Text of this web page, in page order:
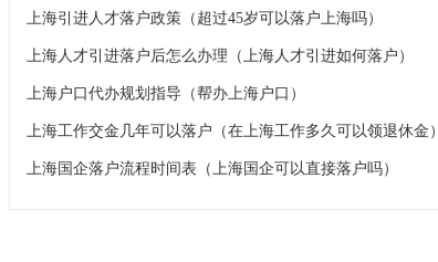
上海引进人才落户政策（超过45岁可以落户上海吗）
上海人才引进落户后怎么办理（上海人才引进如何落户）
上海户口代办规划指导（帮办上海户口）
上海工作交金几年可以落户（在上海工作多久可以领退休金）
上海国企落户流程时间表（上海国企可以直接落户吗）